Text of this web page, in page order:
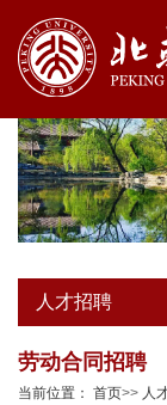
人才招聘
劳动合同招聘
当前位置： 首页>> 人